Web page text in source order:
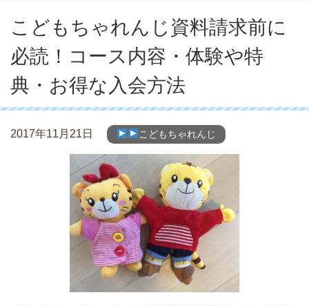
こどもちゃれんじ資料請求前に
必読！コース内容・体験や特
典・お得な入会方法
2017年11月21日 こどもちゃれんじ